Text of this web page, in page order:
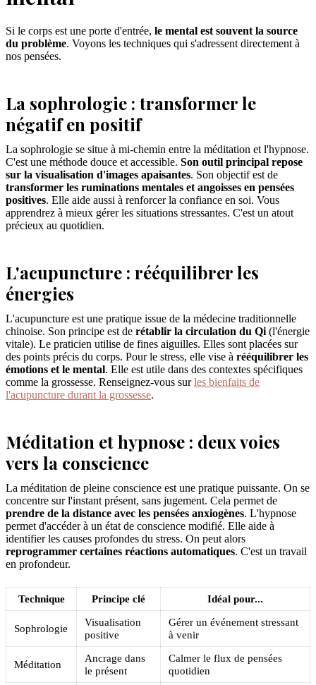
Si le corps est une porte d'entrée, le mental est souvent la source
du problème. Voyons les techniques qui s'adressent directement à
nos pensées.
La sophrologie : transformer le
négatif en positif
La sophrologie se situe à mi-chemin entre la méditation et l'hypnose.
C'est une méthode douce et accessible. Son outil principal repose
sur la visualisation d'images apaisantes. Son objectif est de
transformer les ruminations mentales et angoisses en pensées
positives. Elle aide aussi à renforcer la confiance en soi. Vous
apprendrez à mieux gérer les situations stressantes. C'est un atout
précieux au quotidien.
L'acupuncture : rééquilibrer les
énergies
L'acupuncture est une pratique issue de la médecine traditionnelle
chinoise. Son principe est de rétablir la circulation du Qi (l'énergie
vitale). Le praticien utilise de fines aiguilles. Elles sont placées sur
des points précis du corps. Pour le stress, elle vise à rééquilibrer les
émotions et le mental. Elle est utile dans des contextes spécifiques
comme la grossesse. Renseignez-vous surles bienfaits de
l'acupuncture durant la grossesse.
Méditation et hypnose : deux voies
vers la conscience
La méditation de pleine conscience est une pratique puissante. On se
concentre sur l'instant présent, sans jugement. Cela permet de
prendre de la distance avec les pensées anxiogènes. L'hypnose
permet d'accéder à un état de conscience modifié. Elle aide à
identifier les causes profondes du stress. On peut alors
reprogrammer certaines réactions automatiques. C'est un travail
en profondeur.
Technique Principe clé Idéal pour...
Sophrologie
Visualisation
positive
Gérer un événement stressant
à venir
Méditation
Ancrage dans
le présent
Calmer le flux de pensées
quotidien